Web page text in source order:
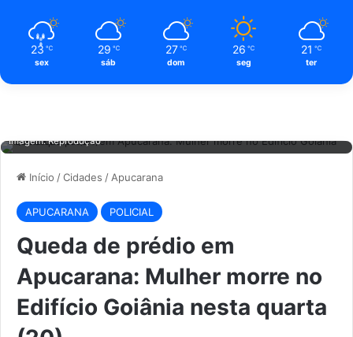
Imagem: Reprodução
Início /Cidades / Apucarana
APUCARANA POLICIAL
Queda de prédio em
Apucarana: Mulher morre no
Edifício Goiânia nesta quarta
23 ℃
sex
29 ℃
sáb
27 ℃
dom
26 ℃
seg
21 ℃
ter